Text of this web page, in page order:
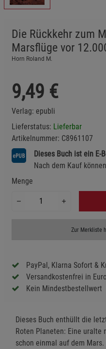
Die Rückkehr zum
Marsflüge vor
Horn Roland M.
9,49 €
Verlag: epubli
Lieferstatus: Lieferbar
Artikelnummer: C8961107
Dieses Buch ist ein E-
Nach dem Kauf
Menge
Zur Merkliste
PayPal, Klarna Sofort &
Versandkostenfrei in
Kein Mindestbestellwert
Dieses Buch enthüllt die
Roten Planeten: Eine
schon einmal auf dem